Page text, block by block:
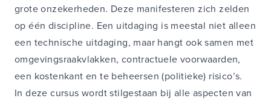
grote onzekerheden. Deze manifesteren zich zelden
op één discipline. Een uitdaging is meestal niet alleen
een technische uitdaging, maar hangt ook samen met
omgevingsraakvlakken, contractuele voorwaarden,
een kostenkant en te beheersen (politieke) risico’s.
In deze cursus wordt stilgestaan bij alle aspecten van